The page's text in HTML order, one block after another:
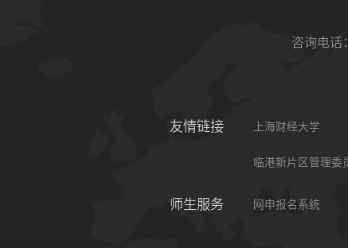
咨询电话
友情链接 上海财经大学
临港新片区管理委
师生服务 网申报名系统